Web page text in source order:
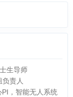
封面论文并
最佳应用论文
部2021青年创新奖
能挑战赛亚军等荣
生导师
负责人
，智能无人系统